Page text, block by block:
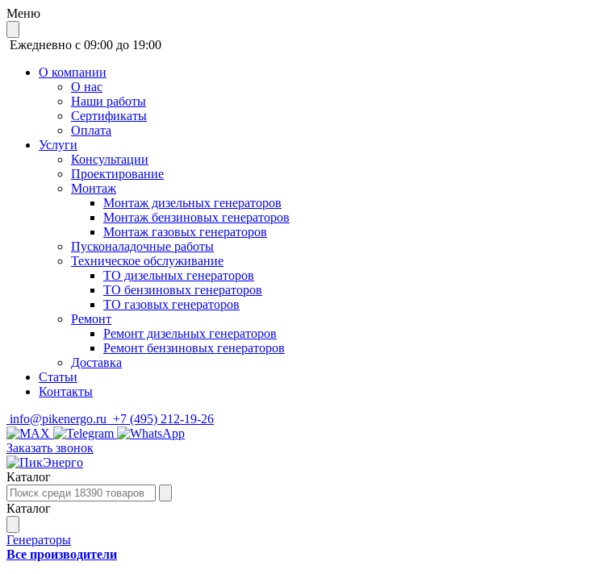
Меню
Ежедневно с 09:00 до 19:00
О компании
О нас
Наши работы
Сертификаты
Оплата
Услуги
Консультации
Проектирование
Монтаж
Монтаж дизельных генераторов
Монтаж бензиновых генераторов
Монтаж газовых генераторов
Пусконаладочные работы
Техническое обслуживание
ТО дизельных генераторов
ТО бензиновых генераторов
ТО газовых генераторов
Ремонт
Ремонт дизельных генераторов
Ремонт бензиновых генераторов
Доставка
Статьи
Контакты
info@pikenergo.ru +7 (495) 212-19-26
Заказать звонок
Каталог
Каталог
Генераторы
Все производители